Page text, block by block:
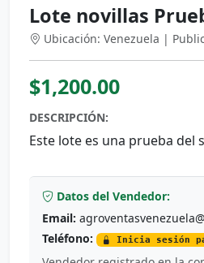
Lote novillas
Ubicación: Venezuela |
$1,200.00
DESCRIPCIÓN:
Este lote es una prueba del
Datos del Vendedor:
Email:
Teléfono:
Inicia sesión